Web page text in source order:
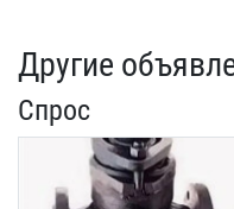
Другие
Спрос